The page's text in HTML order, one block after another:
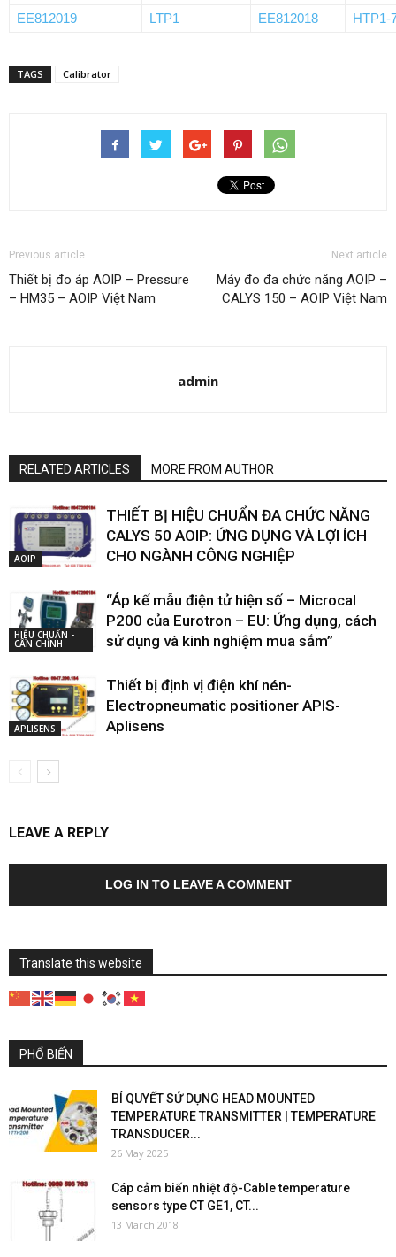
EE812019
LTP1 EE812018 HTP1-
TAGS Calibrator
Previous article
Thiết bị đo áp AOIP – Pressure
– HM35 – AOIP Việt Nam
Next article
Máy đo đa chức năng AOIP –
CALYS 150 – AOIP Việt Nam
admin
RELATED ARTICLES MORE FROM AUTHOR
AOIP
THIẾT BỊ HIỆU CHUẨN ĐA CHỨC NĂNG
CALYS 50 AOIP: ỨNG DỤNG VÀ LỢI ÍCH
CHO NGÀNH CÔNG NGHIỆP
HIỆU CHUẨN -
CÂN CHỈNH
“Áp kế mẫu điện tử hiện số – Microcal
P200 của Eurotron – EU: Ứng dụng, cách
sử dụng và kinh nghiệm mua sắm”
APLISENS
Thiết bị định vị điện khí nén-
Electropneumatic positioner APIS-
Aplisens
LEAVE A REPLY
LOG IN TO LEAVE A COMMENT
Translate this website
PHỔ BIẾN
BÍ QUYẾT SỬ DỤNG HEAD MOUNTED
TEMPERATURE TRANSMITTER | TEMPERATURE
TRANSDUCER...
26 May 2025
Cáp cảm biến nhiệt độ-Cable temperature
sensors type CT GE1, CT...
13 March 2018